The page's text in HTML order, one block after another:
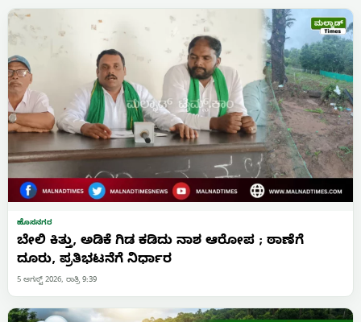
ಹೊಸನಗರ
ಬೇಲಿ ಕಿತ್ತು, ಅಡಿಕೆ ಗಿಡ ಕಡಿದು ನಾಶ ಆರೋಪ ; ಠಾಣೆಗೆ
ದೂರು, ಪ್ರತಿಭಟನೆಗೆ ನಿರ್ಧಾರ
5 ಆಗಸ್ಟ್ 2026, ರಾತ್ರಿ 9:39